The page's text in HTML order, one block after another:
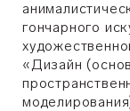
гончарного
«Дизайн